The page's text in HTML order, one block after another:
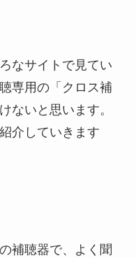
なサイトで見てい
専用の「クロス補
ないと思います。
介していきます
補聴器で、よく聞